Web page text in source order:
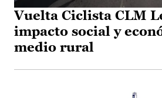
Vuelta Ciclista CLM
impacto social y
medio rural